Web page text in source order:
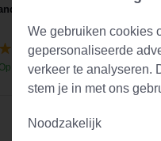
(urtica dioica)
(33)
Op voorraad
We gebruiken cookies
gepersonaliseerde
verkeer te analyseren.
stem je in met ons
Noodzakelijk